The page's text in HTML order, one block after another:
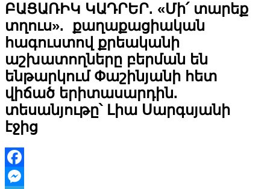
ԲԱՑԱՌԻԿ ԿԱԴՐԵՐ. «Մի՛ տարեք
տղուս». քաղաքացիական
հագուստով քրեականի
աշխատողները բերման են
ենթարկում Փաշինյանի հետ
վիճած երիտասարդին.
տեսանյութը՝ Լիա Սարգսյանի
էջից
Facebook